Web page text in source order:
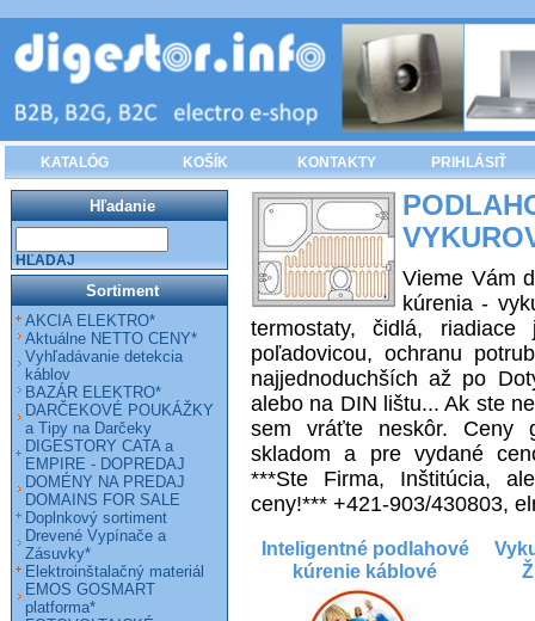
KATALÓG KOŠÍK KONTAKTY PRIHLÁSIŤ
Vieme Vám
kúrenia -
termostaty, čidlá,
poľadovicou, ochranu
najjednoduchších až po
alebo na DIN lištu... Ak ste
sem vráťte neskôr. Ceny
skladom a pre vydané
***Ste Firma, Inštitúcia,
ceny!*** +421-903/430803,
Inteligentné podlahové
kúrenie káblové
Hľadanie
HĽADAJ
Sortiment
AKCIA ELEKTRO*
Aktuálne NETTO CENY*
Vyhľadávanie detekcia
káblov
BAZÁR ELEKTRO*
DARČEKOVÉ POUKÁŽKY
a Tipy na Darčeky
DIGESTORY CATA a
EMPIRE - DOPREDAJ
DOMÉNY NA PREDAJ
DOMAINS FOR SALE
Doplnkový sortiment
Drevené Vypínače a
Zásuvky*
Elektroinštalačný materiál
EMOS GOSMART
platforma*